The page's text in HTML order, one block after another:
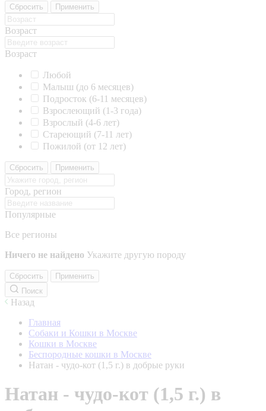
Сбросить Применить
Возраст
Возраст
Любой
Малыш (до 6 месяцев)
Подросток (6-11 месяцев)
Взрослеющий (1-3 года)
Взрослый (4-6 лет)
Стареющий (7-11 лет)
Пожилой (от 12 лет)
Сбросить Применить
Город, регион
Популярные
Все регионы
Ничего не найдено Укажите другую породу
Сбросить
Применить
Поиск
Назад
Главная
Собаки и Кошки в Москве
Кошки в Москве
Беспородные кошки в Москве
Натан - чудо-кот (1,5 г.) в добрые руки
Натан - чудо-кот (1,5 г.) в